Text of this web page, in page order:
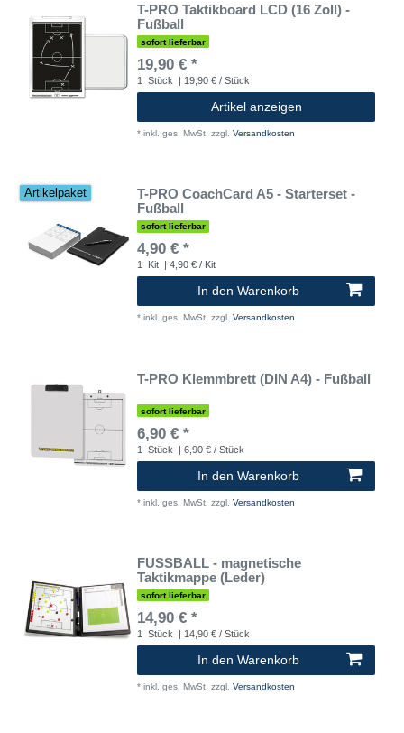
T-PRO Taktikboard LCD (16 Zoll) -
Fußball
sofort lieferbar
19,90 € *
1 Stück | 19,90 € / Stück
Artikel anzeigen
* inkl. ges. MwSt. zzgl. Versandkosten
Artikelpaket
T-PRO CoachCard A5 - Starterset -
Fußball
sofort lieferbar
4,90 € *
1 Kit | 4,90 € / Kit
In den Warenkorb
* inkl. ges. MwSt. zzgl. Versandkosten
T-PRO Klemmbrett (DIN A4) - Fußball
sofort lieferbar
6,90 € *
1 Stück | 6,90 € / Stück
In den Warenkorb
* inkl. ges. MwSt. zzgl. Versandkosten
FUSSBALL - magnetische
Taktikmappe (Leder)
sofort lieferbar
14,90 € *
1 Stück | 14,90 € / Stück
In den Warenkorb
* inkl. ges. MwSt. zzgl. Versandkosten